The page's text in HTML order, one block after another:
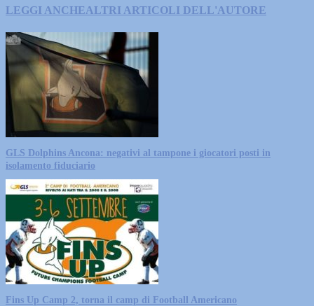
LEGGI ANCHEALTRI ARTICOLI DELL'AUTORE
GLS Dolphins Ancona: negativi al tampone i giocatori posti in
isolamento fiduciario
Fins Up Camp 2, torna il camp di Football Americano